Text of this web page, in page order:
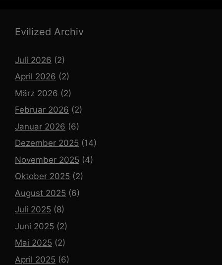
Evilized Archiv
Juli 2026 (2)
April 2026 (2)
März 2026 (2)
Februar 2026 (2)
Januar 2026 (6)
Dezember 2025 (14)
November 2025 (4)
Oktober 2025 (2)
August 2025 (6)
Juli 2025 (8)
Juni 2025 (2)
Mai 2025 (2)
April 2025 (6)